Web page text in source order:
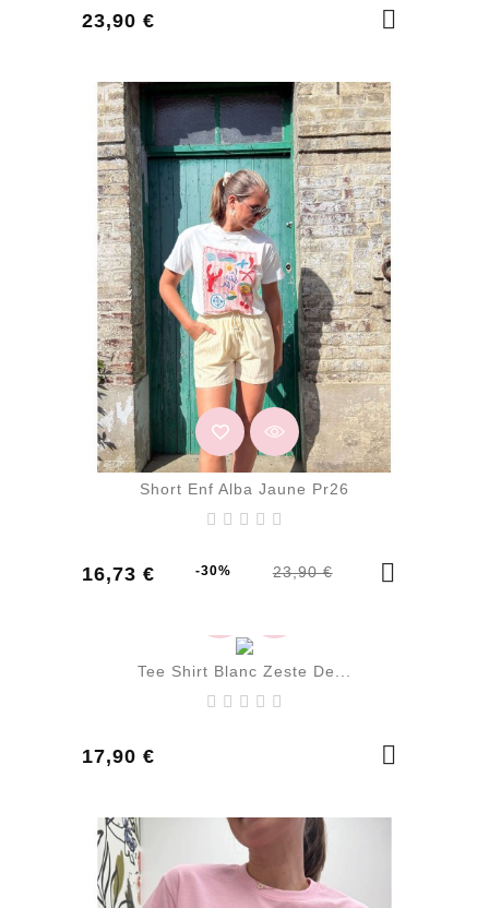
23,90 €
Prix
Short Enf Alba Jaune Pr26
16,73 €
Prix
-30% 23,90 €
Prix
Tee Shirt Blanc Zeste De...
17,90 €
Prix